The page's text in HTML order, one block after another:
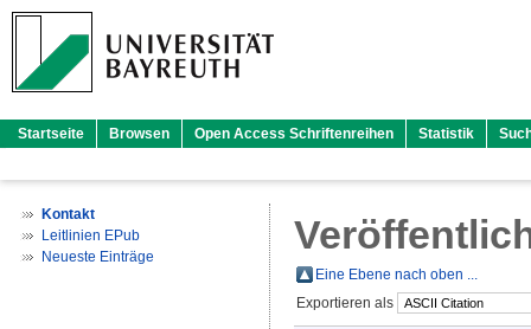
Startseite Browsen Open Access Schriftenreihen Statistik
Kontakt
Leitlinien EPub
Neueste Einträge
Eine Ebene nach oben ...
Exportieren als